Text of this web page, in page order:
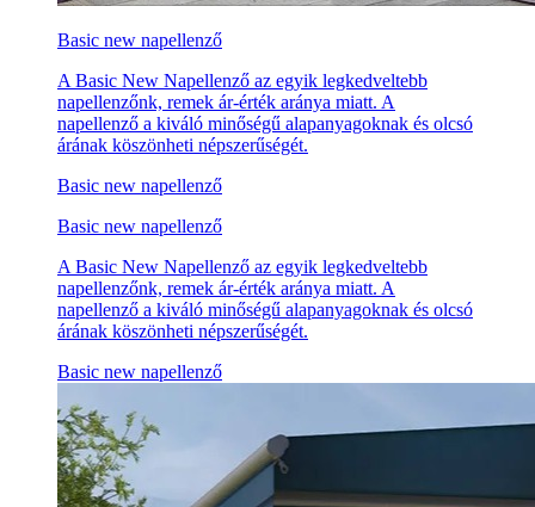
Basic new napellenző
A Basic New Napellenző az egyik legkedveltebb
napellenzőnk, remek ár-érték aránya miatt. A
napellenző a kiváló minőségű alapanyagoknak és olcsó
árának köszönheti népszerűségét.
Basic new napellenző
Basic new napellenző
A Basic New Napellenző az egyik legkedveltebb
napellenzőnk, remek ár-érték aránya miatt. A
napellenző a kiváló minőségű alapanyagoknak és olcsó
árának köszönheti népszerűségét.
Basic new napellenző